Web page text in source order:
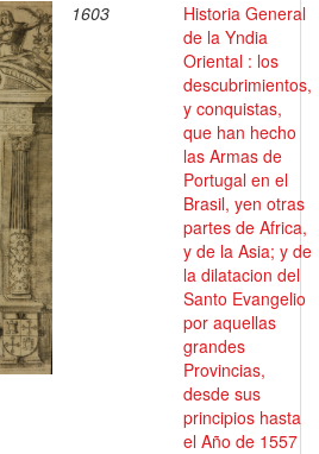
1603
Historia General
de la Yndia
Oriental : los
descubrimientos,
y conquistas,
que han hecho
las Armas de
Portugal en el
Brasil, yen otras
partes de Africa,
y de la Asia; y de
la dilatacion del
Santo Evangelio
por aquellas
grandes
Provincias,
desde sus
principios hasta
el Año de 1557